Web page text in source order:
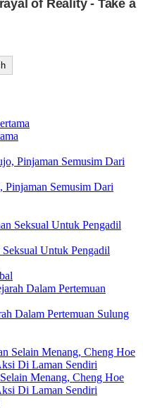
Semusim Dari
Untuk Pengadil
Dalam Pertemuan Sulung
Menang, Cheng Hoe
Di Laman Sendiri